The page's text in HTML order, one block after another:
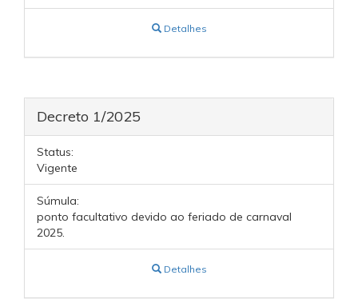
Detalhes
Decreto 1/2025
Status:
Vigente
Súmula:
ponto facultativo devido ao feriado de carnaval
2025.
Detalhes